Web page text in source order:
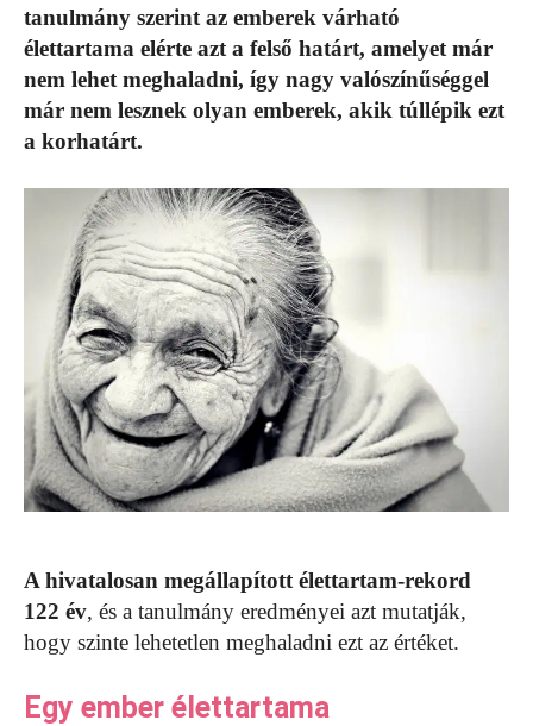
tanulmány szerint az emberek várható
élettartama elérte azt a felső határt, amelyet már
nem lehet meghaladni, így nagy valószínűséggel
már nem lesznek olyan emberek, akik túllépik ezt
a korhatárt.
A hivatalosan megállapított élettartam-rekord
122 év, és a tanulmány eredményei azt mutatják,
hogy szinte lehetetlen meghaladni ezt az értéket.
Egy ember élettartama